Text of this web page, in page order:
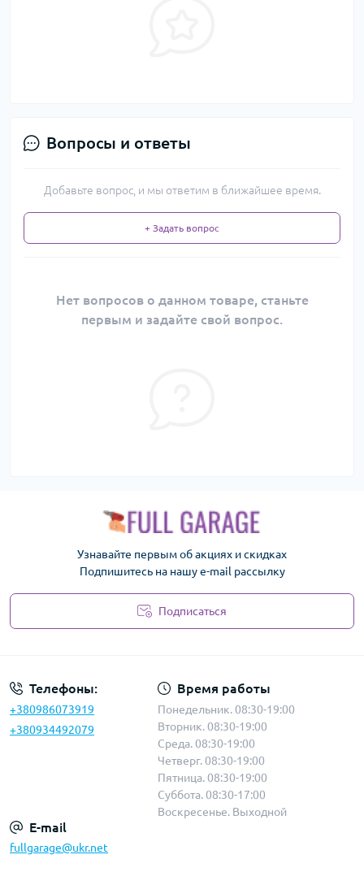
Вопросы и ответы
Добавьте вопрос, и мы ответим в ближайшее время.
+ Задать вопрос
Нет вопросов о данном товаре, станьте
первым и задайте свой вопрос.
Узнавайте первым об акциях и скидках
Подпишитесь на нашу e-mail рассылку
Подписаться
Телефоны:
+380986073919
+380934492079
Время работы
Понедельник. 08:30-19:00
Вторник. 08:30-19:00
Среда. 08:30-19:00
Четверг. 08:30-19:00
Пятница. 08:30-19:00
Суббота. 08:30-17:00
Воскресенье. Выходной
E-mail
fullgarage@ukr.net